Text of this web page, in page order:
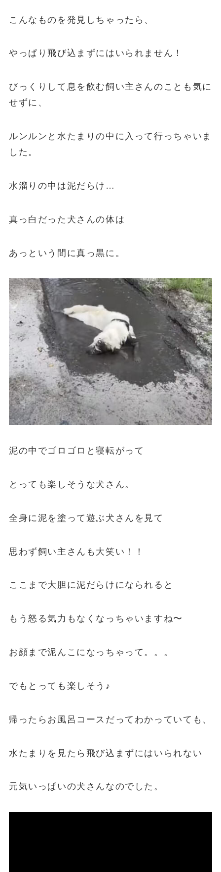
こんなものを発見しちゃったら、
やっぱり飛び込まずにはいられません！
びっくりして息を飲む飼い主さんのことも気に
せずに、
ルンルンと水たまりの中に入って行っちゃいま
した。
水溜りの中は泥だらけ…
真っ白だった犬さんの体は
あっという間に真っ黒に。
泥の中でゴロゴロと寝転がって
とっても楽しそうな犬さん。
全身に泥を塗って遊ぶ犬さんを見て
思わず飼い主さんも大笑い！！
ここまで大胆に泥だらけになられると
もう怒る気力もなくなっちゃいますね〜
お顔まで泥んこになっちゃって。。。
でもとっても楽しそう♪
帰ったらお風呂コースだってわかっていても、
水たまりを見たら飛び込まずにはいられない
元気いっぱいの犬さんなのでした。